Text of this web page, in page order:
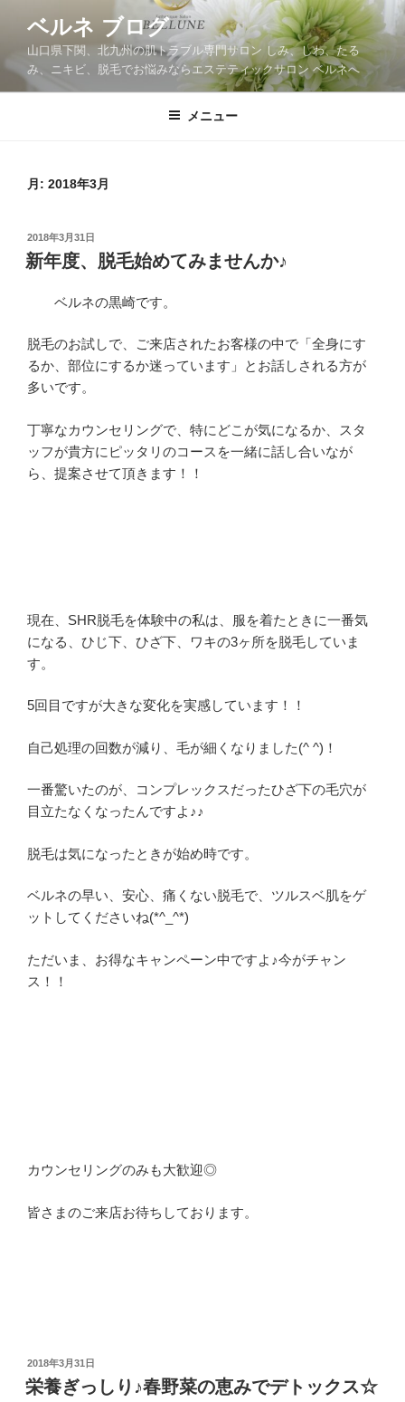
ン
ツ
ベルネ ブログ
山口県下関、北九州の肌トラブル専門サロン しみ、しわ、たる
み、ニキビ、脱毛でお悩みならエステティックサロン ベルネへ
メニュー
月: 2018年3月
投
稿
日:
2018年3月31日
新年度、脱毛始めてみませんか♪
ベルネの黒崎です。
脱毛のお試しで、ご来店されたお客様の中で「全身にす
るか、部位にするか迷っています」とお話しされる方が
多いです。
丁寧なカウンセリングで、特にどこが気になるか、スタ
ッフが貴方にピッタリのコースを一緒に話し合いなが
ら、提案させて頂きます！！
現在、SHR脱毛を体験中の私は、服を着たときに一番気
になる、ひじ下、ひざ下、ワキの3ヶ所を脱毛していま
す。
5回目ですが大きな変化を実感しています！！
自己処理の回数が減り、毛が細くなりました(^ ^)！
一番驚いたのが、コンプレックスだったひざ下の毛穴が
目立たなくなったんですよ♪♪
脱毛は気になったときが始め時です。
ベルネの早い、安心、痛くない脱毛で、ツルスベ肌をゲ
ットしてくださいね(*^_^*)
ただいま、お得なキャンペーン中ですよ♪今がチャン
ス！！
カウンセリングのみも大歓迎◎
皆さまのご来店お待ちしております。
投
稿
日:
2018年3月31日
栄養ぎっしり♪春野菜の恵みでデトックス☆